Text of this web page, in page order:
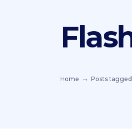
Home Posts